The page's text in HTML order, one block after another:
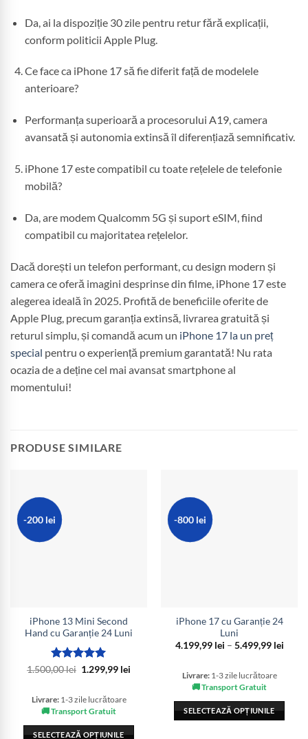
Da, ai la dispoziție 30 zile pentru retur fără explicații,
conform politicii Apple Plug.
Ce face ca iPhone 17 să fie diferit față de modelele
anterioare?
Performanța superioară a procesorului A19, camera
avansată și autonomia extinsă îl diferențiază semnificativ.
iPhone 17 este compatibil cu toate rețelele de telefonie
mobilă?
Da, are modem Qualcomm 5G și suport eSIM, fiind
compatibil cu majoritatea rețelelor.
Dacă dorești un telefon performant, cu design modern și
camera ce oferă imagini desprinse din filme, iPhone 17 este
alegerea ideală în 2025. Profită de beneficiile oferite de
Apple Plug, precum garanția extinsă, livrarea gratuită și
returul simplu, și comandă acum un iPhone 17 la un preț
special pentru o experiență premium garantată! Nu rata
ocazia de a deține cel mai avansat smartphone al
momentului!
PRODUSE SIMILARE
-200 lei
iPhone 13 Mini Second
Hand cu Garanție 24 Luni
Evaluat la
1.500,00lei Prețul
fost:
1.500,00 lei.
1.299,99 lei
Livrare:1-3 zile lucrătoare
🚚 Transport Gratuit
SELECTEAZĂ OPȚIUNILE
-800 lei
iPhone 17 cu Garanție 24
Luni
4.199,99 lei – 5.499,99 lei
Livrare:1-3 zile lucrătoare
🚚 Transport Gratuit
SELECTEAZĂ OPȚIUNILE